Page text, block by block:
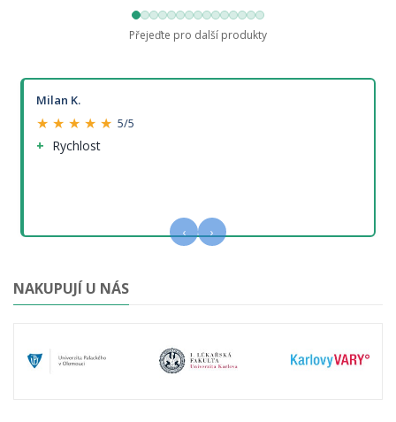
Přejeďte pro další produkty
Milan K.
★ ★ ★ ★ ★ 5/5
Rychlost
‹ ›
NAKUPUJÍ U NÁS